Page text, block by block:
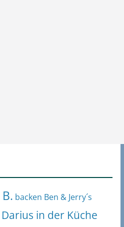
backen Ben & Jerry´s
Darius in der Küche